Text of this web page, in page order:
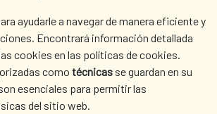
ayudarle a navegar de manera eficiente y
Encontrará información detallada
cookies en las políticas de cookies.
como técnicas se guardan en su
esenciales para permitir las
del sitio web.
WHERE DO WE COOPERATE?
PRESS ROOM